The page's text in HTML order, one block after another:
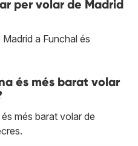
per volar de Madrid
a Funchal és
és més barat volar
més barat volar de